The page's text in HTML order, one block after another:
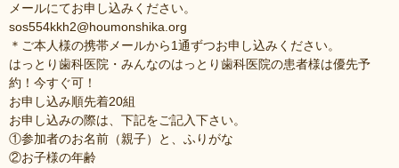
メールにてお申し込みください。
sos554kkh2@houmonshika.org
＊ご本人様の携帯メールから1通ずつお申し込みください。
はっとり歯科医院・みんなのはっとり歯科医院の患者様は優先予
約！今すぐ可！
お申し込み順先着20組
お申し込みの際は、下記をご記入下さい。
①参加者のお名前（親子）と、ふりがな
②お子様の年齢